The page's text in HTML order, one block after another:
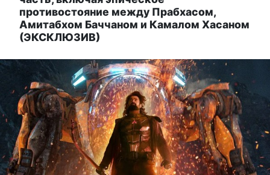
противостояние между Прабхасом,
Амитабхом Баччаном и Камалом Хасаном
(ЭКСКЛЮЗИВ)